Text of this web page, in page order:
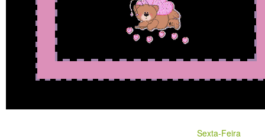
Sexta-Feira